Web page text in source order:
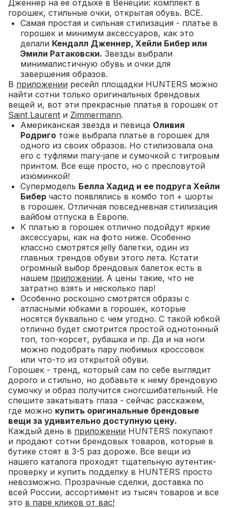
Дженнер на ее отдыхе в Венеции: комплект в
горошек, стильные очки, открытая обувь. ВСЕ.
Самая простая и сильная стилизация - платье в
горошек и минимум аксессуаров, как это
делали Кендалл Дженнер, Хейли Бибер или
Эмили Ратаковски. Звезды выбрали
минималистичную обувь и очки для
завершения образов.
В приложении ресейл площадки HUNTERS можно
найти сотни только оригинальных брендовых
вещей и, вот эти прекрасные платья в горошек от
Saint Laurent и Zimmermann.
Американская звезда и певица Оливия
Родриго тоже выбрала платье в горошек для
одного из своих образов. Но стилизовала она
его с туфлями mary-jane и сумочкой с тигровым
принтом. Все еще просто, но с пресловутой
изюминкой!
Супермодель Белла Хадид и ее подруга Хейли
Бибер часто появлялись в комбо топ + шорты
в горошек. Отличная повседневная стилизация
вайбом отпуска в Европе.
К платью в горошек отлично подойдут яркие
аксессуары, как на фото ниже. Особенно
классно смотрятся jelly балетки, один из
главных трендов обуви этого лета. Кстати
огромный выбор брендовых балеток есть в
нашем приложении. А цены такие, что не
затратно взять и несколько пар!
Особенно роскошно смотрятся образы с
атласными юбками в горошек, которые
носятся буквально с чем угодно. С такой юбкой
отлично будет смотрится простой однотонный
топ, топ-корсет, рубашка и пр. Да и на ноги
можно подобрать пару любимых кроссовок
или что-то из открытой обуви.
Горошек - тренд, который сам по себе выглядит
дорого и стильно, но добавьте к нему брендовую
сумочку и образ получится сногсшибательный. Не
спешите закатывать глаза - сейчас расскажем,
где можно купить оригинальные брендовые
вещи за удивительно доступную цену.
Каждый день в приложении HUNTERS покупают
и продают сотни брендовых товаров, которые в
бутике стоят в 3-5 раз дороже. Все вещи из
нашего каталога проходят тщательную аутентик-
проверку и купить подделку в HUNTERS просто
невозможно. Прозрачные сделки, доставка по
всей России, ассортимент из тысяч товаров и все
это в паре кликов от вас!